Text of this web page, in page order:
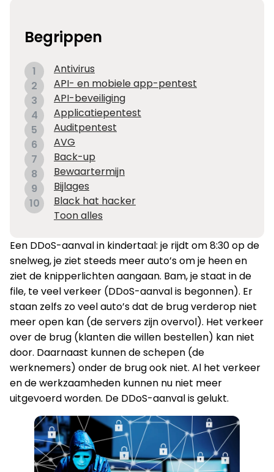
Een DDoS-aanval in kindertaal: je rijdt om 8:30 op de
snelweg, je ziet steeds meer auto’s om je heen en
ziet de knipperlichten aangaan. Bam, je staat in de
file, te veel verkeer (DDoS-aanval is begonnen). Er
staan zelfs zo veel auto’s dat de brug verderop niet
meer open kan (de servers zijn overvol). Het verkeer
over de brug (klanten die willen bestellen) kan niet
door. Daarnaast kunnen de schepen (de
werknemers) onder de brug ook niet. Al het verkeer
en de werkzaamheden kunnen nu niet meer
uitgevoerd worden. De DDoS-aanval is gelukt.
Begrippen
1
Antivirus
2
API- en mobiele app-pentest
3
API-beveiliging
4
Applicatiepentest
5
Auditpentest
6
AVG
7
Back-up
8
Bewaartermijn
9
Bijlages
10
Black hat hacker
Toon alles